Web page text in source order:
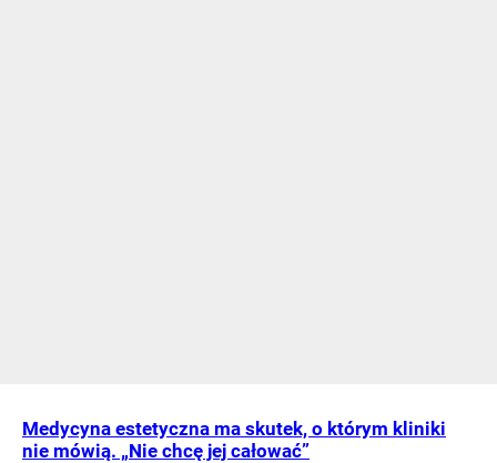
Medycyna estetyczna ma skutek, o którym kliniki
nie mówią. „Nie chcę jej całować”